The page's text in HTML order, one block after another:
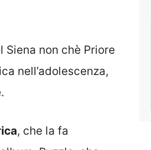
non chè Priore
nell’adolescenza,
, che la fa